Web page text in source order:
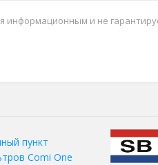
информационным и не
пункт
Comi One